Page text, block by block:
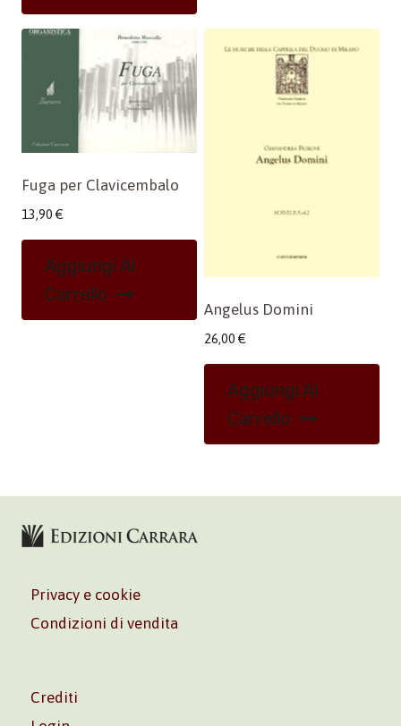
Fuga per Clavicembalo
13,90 €
Aggiungi Al
Carrello
Angelus Domini
26,00 €
Aggiungi Al
Carrello
Privacy e cookie
Condizioni di vendita
Crediti